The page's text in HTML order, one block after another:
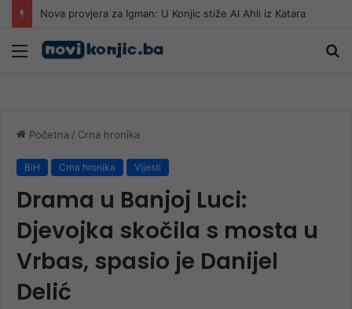
Romobil kao pad s prvog sprata: Šebalj otkrio opasnosti
Meni
Početna / Crna hronika
BiH Crna hronika Vijesti
Drama u Banjoj Luci:
Djevojka skočila s mosta u
Vrbas, spasio je Danijel
Delić